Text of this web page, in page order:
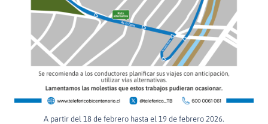
A partir del 18 de febrero hasta el 19 de febrero 2026.